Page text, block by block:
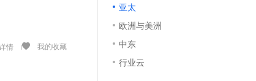
情 我的收藏
亚太
欧洲与美洲
中东
行业云
语音识别与合成
全托管，含MySQL、PostgreSQL、SQL Server、MariaDB多引擎
数字证书管理服务（原SSL证书）
实现全站HTTPS，呈现可信的WEB访问
短信服务
V4-Pro
输入一句话想法, 轻松生成专业的 PPT
一键部署幻兽帕鲁游戏服务器
一键购买专属联机服务器，轻松开启游戏
漫剧工坊：一站式动画创作平台
，一键激活电商全链路生产力
先锋实践拓展 AI 生产力的边界
飞天发布时刻
所见，即是所愿
AI 实训营
Token 补贴，五大权
益加速 OPC 成功
公司注册
伙伴信用分合作计划
更多支持
镜像站